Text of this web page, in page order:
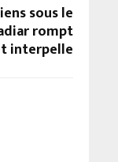
sous le
rompt
interpelle